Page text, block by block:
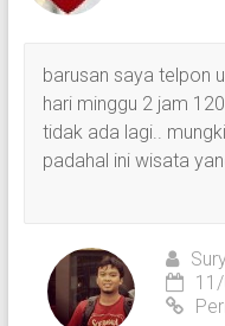
barusan saya telpon
hari minggu 2 jam
tidak ada lagi..
padahal ini wisata